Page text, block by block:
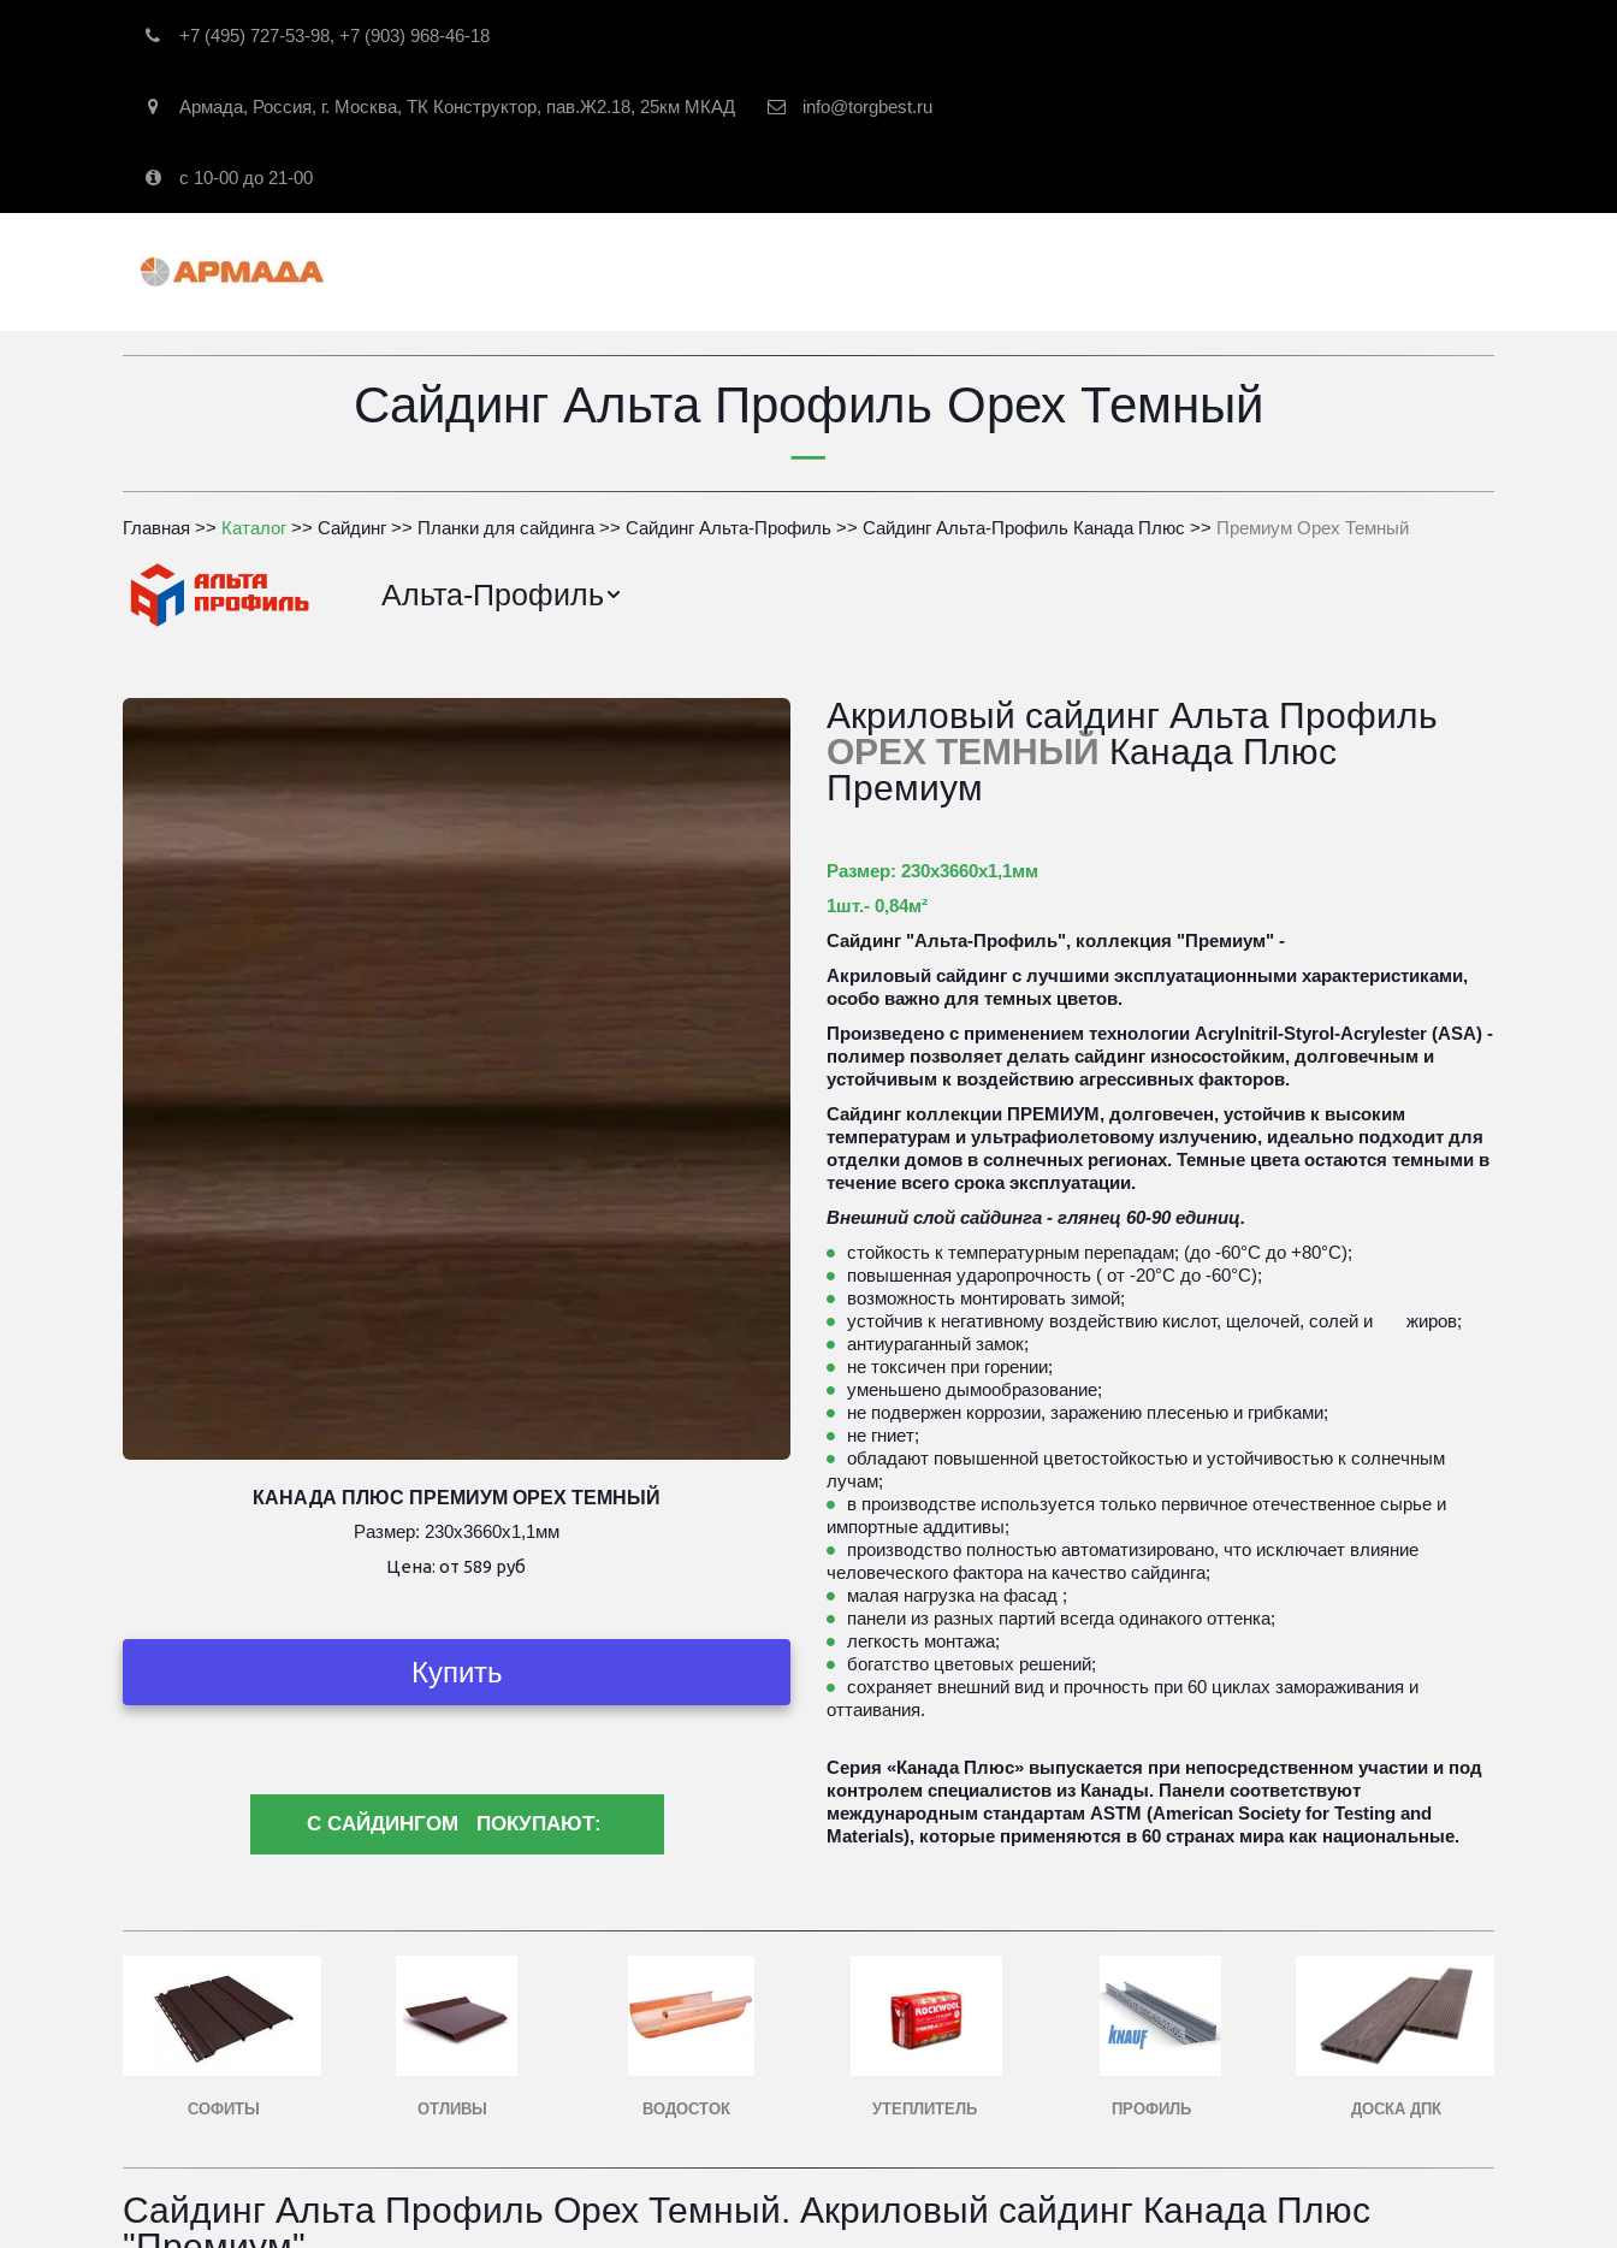
+7 (495) 727-53-98, +7 (903) 968-46-18
Армада, Россия, г. Москва, ТК Конструктор, пав.Ж2.18, 25км МКАД info@torgbest.ru
с 10-00 до 21-00
Сайдинг Альта Профиль Орех Темный
Главная >> Каталог >> Сайдинг >> Планки для сайдинга >> Сайдинг Альта-Профиль >> Сайдинг Альта-Профиль Канада Плюс >> Премиум Орех Темный
Альта-Профиль
КАНАДА ПЛЮС ПРЕМИУМ ОРЕХ ТЕМНЫЙ
Размер: 230х3660х1,1мм
Цена: от 589 руб
Купить
С САЙДИНГОМ ПОКУПАЮТ:
ОРЕХ ТЕМНЫЙ Канада Плюс
Премиум
Размер: 230х3660х1,1мм
1шт.- 0,84м²
Сайдинг "Альта-Профиль", коллекция "Премиум" -
Акриловый сайдинг с лучшими эксплуатационными характеристиками,
особо важно для темных цветов.
Произведено с применением технологии Acrylnitril-Styrol-Acrylester (ASA) -
полимер позволяет делать сайдинг износостойким, долговечным и
устойчивым к воздействию агрессивных факторов.
Сайдинг коллекции ПРЕМИУМ, долговечен, устойчив к высоким
температурам и ультрафиолетовому излучению, идеально подходит для
отделки домов в солнечных регионах. Темные цвета остаются темными в
течение всего срока эксплуатации.
Внешний слой сайдинга - глянец 60-90 единиц.
стойкость к температурным перепадам; (до -60°С до +80°С);
повышенная ударопрочность ( от -20°С до -60°С);
возможность монтировать зимой;
устойчив к негативному воздействию кислот, щелочей, солей и       жиров;
антиураганный замок;
не токсичен при горении;
уменьшено дымообразование;
не подвержен коррозии, заражению плесенью и грибками;
не гниет;
обладают повышенной цветостойкостью и устойчивостью к солнечным
лучам;
в производстве используется только первичное отечественное сырье и
импортные аддитивы;
производство полностью автоматизировано, что исключает влияние
человеческого фактора на качество сайдинга;
малая нагрузка на фасад ;
панели из разных партий всегда одинакого оттенка;
легкость монтажа;
богатство цветовых решений;
сохраняет внешний вид и прочность при 60 циклах замораживания и
оттаивания.
Серия «Канада Плюс» выпускается при непосредственном участии и под
контролем специалистов из Канады. Панели соответствуют
международным стандартам ASTM (American Society for Testing and
Materials), которые применяются в 60 странах мира как национальные.
СОФИТЫ ОТЛИВЫ ВОДОСТОК УТЕПЛИТЕЛЬ ПРОФИЛЬ ДОСКА ДПК
Сайдинг Альта Профиль Орех Темный. Акриловый сайдинг Канада Плюс